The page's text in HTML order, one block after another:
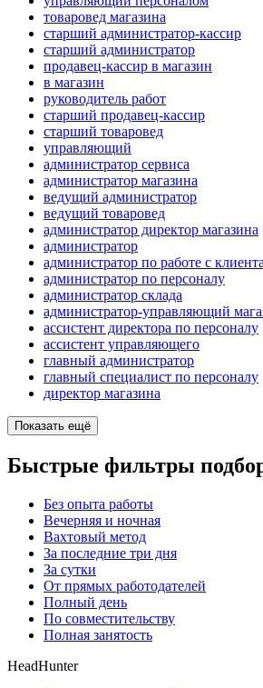
товаровед магазина
старший администратор-кассир
старший администратор
продавец-кассир в магазин
в магазин
руководитель работ
старший продавец-кассир
старший товаровед
управляющий
администратор сервиса
администратор магазина
ведущий администратор
ведущий товаровед
администратор директор магазина
администратор
администратор по работе с
администратор по персоналу
администратор склада
администратор-управляющий
ассистент директора по персоналу
ассистент управляющего
главный администратор
главный специалист по персоналу
директор магазина
Показать ещё
Быстрые фильтры
Без опыта работы
Вечерняя и ночная
Вахтовый метод
За последние три дня
За сутки
От прямых работодателей
Полный день
По совместительству
Полная занятость
HeadHunter